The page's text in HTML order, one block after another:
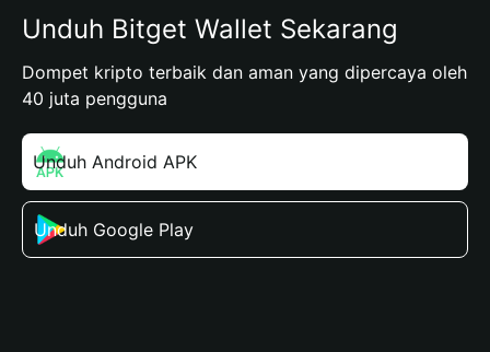
Unduh Bitget Wallet Sekarang
Dompet kripto terbaik dan aman yang dipercaya oleh
40 juta pengguna
Unduh Android APK
Unduh Google Play